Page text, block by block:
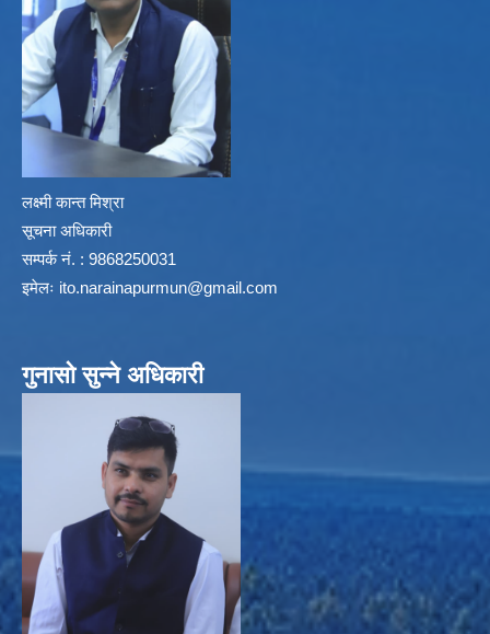
लक्ष्मी कान्त मिश्रा
सूचना अधिकारी
सम्पर्क नं. : 9868250031
इमेलः ito.narainapurmun@gmail.com
गुनासो सुन्ने अधिकारी